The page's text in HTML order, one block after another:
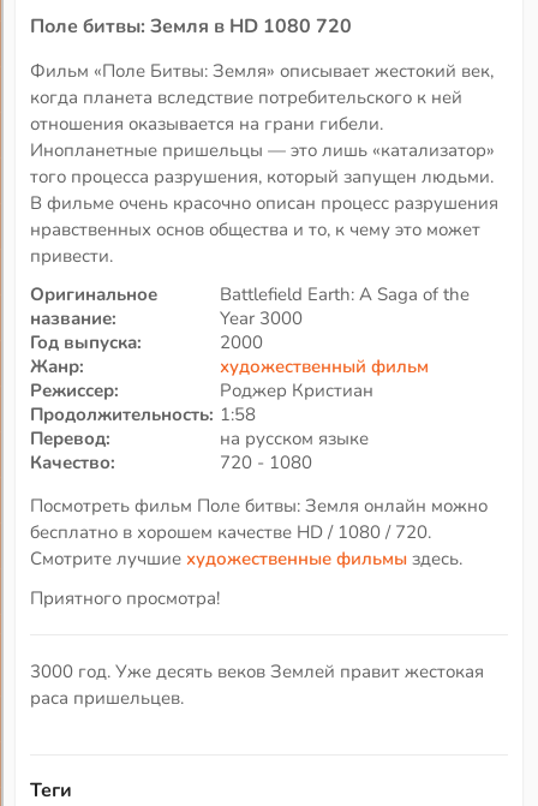
Поле битвы: Земля в HD 1080 720
Фильм «Поле Битвы: Земля» описывает жестокий век,
когда планета вследствие потребительского к ней
отношения оказывается на грани гибели.
Инопланетные пришельцы — это лишь «катализатор»
того процесса разрушения, который запущен людьми.
В фильме очень красочно описан процесс разрушения
нравственных основ общества и то, к чему это может
привести.
Оригинальное
название:
Battlefield Earth: A Saga of the
Year 3000
Год выпуска:
2000
Жанр:
художественный фильм
Режиссер:
Роджер Кристиан
Продолжительность: 1:58
Перевод:
на русском языке
Качество:
720 - 1080
Посмотреть фильм Поле битвы: Земля онлайн можно
бесплатно в хорошем качестве HD / 1080 / 720.
Смотрите лучшиехудожественные фильмы здесь.
Приятного просмотра!
3000 год. Уже десять веков Землей правит жестокая
раса пришельцев.
Теги